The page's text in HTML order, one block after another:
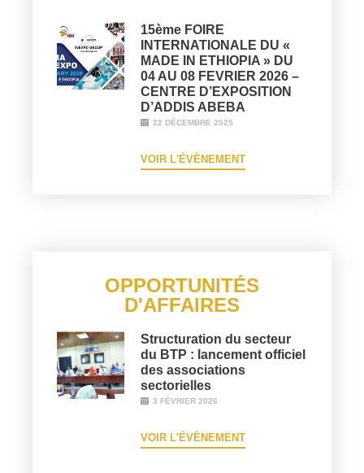
15ème FOIRE
INTERNATIONALE DU «
MADE IN ETHIOPIA » DU
04 AU 08 FEVRIER 2026 –
CENTRE D’EXPOSITION
D’ADDIS ABEBA
22 DÉCEMBRE 2025
VOIR L'ÉVÈNEMENT
OPPORTUNITÉS
D'AFFAIRES
Structuration du secteur
du BTP : lancement officiel
des associations
sectorielles
3 FÉVRIER 2026
VOIR L'ÉVÈNEMENT